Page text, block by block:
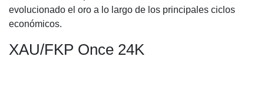
evolucionado el oro a lo largo de los principales ciclos
económicos.
XAU/FKP Once 24K